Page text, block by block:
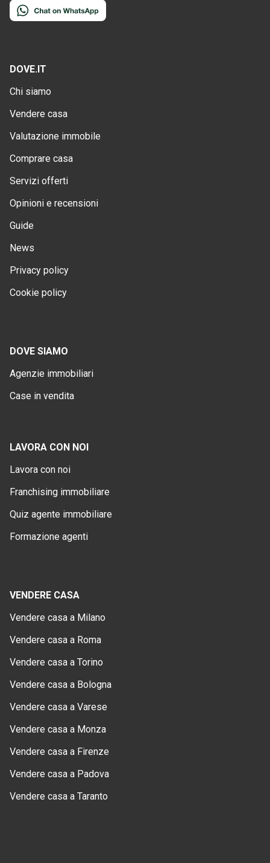
DOVE.IT
Chi siamo
Vendere casa
Valutazione immobile
Comprare casa
Servizi offerti
Opinioni e recensioni
Guide
News
Privacy policy
Cookie policy
DOVE SIAMO
Agenzie immobiliari
Case in vendita
LAVORA CON NOI
Lavora con noi
Franchising immobiliare
Quiz agente immobiliare
Formazione agenti
VENDERE CASA
Vendere casa a Milano
Vendere casa a Roma
Vendere casa a Torino
Vendere casa a Bologna
Vendere casa a Varese
Vendere casa a Monza
Vendere casa a Firenze
Vendere casa a Padova
Vendere casa a Taranto